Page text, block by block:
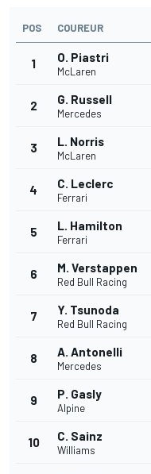
POS COUREUR
1 O. Piastri
McLaren
2 G. Russell
Mercedes
3 L. Norris
McLaren
4 C. Leclerc
Ferrari
5 L. Hamilton
Ferrari
6 M. Verstappen
Red Bull Racing
7 Y. Tsunoda
Red Bull Racing
8 A. Antonelli
Mercedes
9 P. Gasly
Alpine
10 C. Sainz
Williams